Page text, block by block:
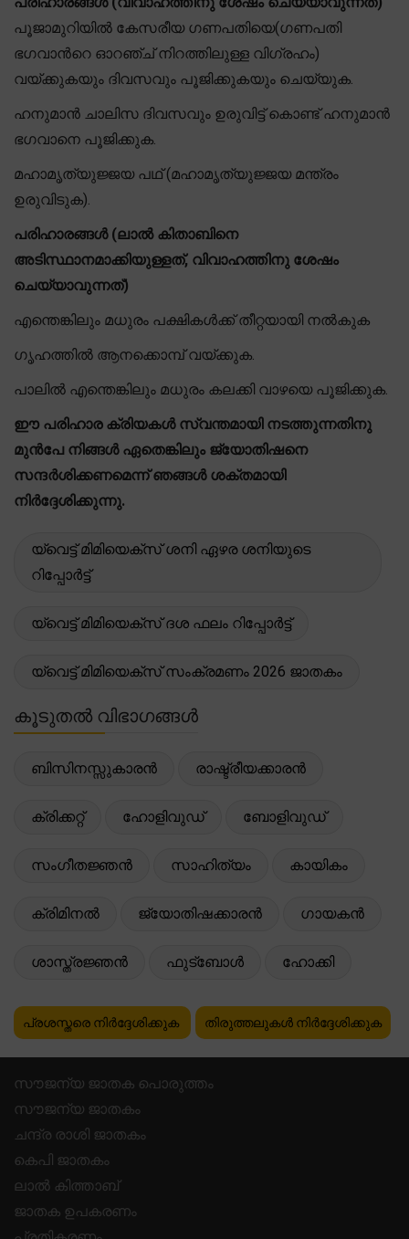
പൂജാമുറിയിൽ കേസരീയ ഗണപതിയെ(ഗണപതി
ഭഗവാന്‍റെ ഓറഞ്ച് നിറത്തിലുള്ള വിഗ്രഹം)
വയ്ക്കുകയും ദിവസവും പൂജിക്കുകയും ചെയ്യുക.
ഹനുമാൻ ചാലിസ ദിവസവും ഉരുവിട്ട് കൊണ്ട് ഹനുമാൻ
ഭഗവാനെ പൂജിക്കുക.
മഹാമൃത്യുജ്ജയ പഥ് (മഹാമൃത്യുജ്ജയ മന്ത്രം
ഉരുവിടുക).
പരിഹാരങ്ങൾ (ലാൽ കിതാബിനെ
അടിസ്ഥാനമാക്കിയുള്ളത്, വിവാഹത്തിനു ശേഷം
ചെയ്യാവുന്നത്)
എന്തെങ്കിലും മധുരം പക്ഷികൾക്ക് തീറ്റയായി നൽകുക
ഗൃഹത്തിൽ ആനക്കൊമ്പ് വയ്ക്കുക.
പാലിൽ എന്തെങ്കിലും മധുരം കലക്കി വാഴയെ പൂജിക്കുക.
ഈ പരിഹാര ക്രിയകൾ സ്വന്തമായി നടത്തുന്നതിനു
മുൻപേ നിങ്ങൾ ഏതെങ്കിലും ജ്യോതിഷനെ
സന്ദർശിക്കണമെന്ന് ഞങ്ങൾ ശക്തമായി
നിർദ്ദേശിക്കുന്നു.
യ്വെട്ട് മിമിയെക്സ് ശനി ഏഴര ശനിയുടെ
റിപ്പോർട്ട്
യ്വെട്ട് മിമിയെക്സ് ദശ ഫലം റിപ്പോർട്ട്
യ്വെട്ട് മിമിയെക്സ് സംക്രമണം 2026 ജാതകം
കൂടുതൽ വിഭാഗങ്ങൾ
ബിസിനസ്സുകാരൻ രാഷ്ട്രീയക്കാരൻ
ക്രിക്കറ്റ് ഹോളിവുഡ് ബോളിവുഡ്
സംഗീതജ്ഞൻ സാഹിത്യം കായികം
ക്രിമിനൽ ജ്യോതിഷക്കാരൻ ഗായകൻ
ശാസ്ത്രജ്ഞൻ ഫുട്ബോൾ ഹോക്കി
പ്രശസ്തരെ നിർദ്ദേശിക്കുക തിരുത്തലുകൾ നിർദ്ദേശിക്കുക
സൗജന്യ ജാതക പൊരുത്തം
സൗജന്യ ജാതകം
ചന്ദ്ര രാശി ജാതകം
കെപി ജാതകം
ലാൽ കിത്താബ്
ജാതക ഉപകരണം